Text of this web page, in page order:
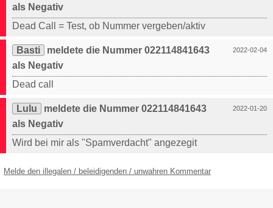
als Negativ
Dead Call = Test, ob Nummer vergeben/aktiv
2022-02-04
Basti
meldete die Nummer 022114841643
als Negativ
Dead call
2022-01-20
Lulu
meldete die Nummer 022114841643
als Negativ
Wird bei mir als "Spamverdacht" angezegit
Melde den illegalen / beleidigenden / unwahren Kommentar